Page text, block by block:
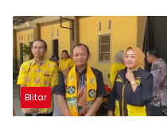
Penutupan Total
Blitar